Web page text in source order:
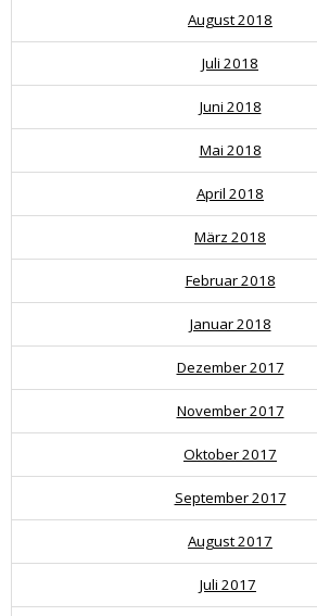
August 2018
Juli 2018
Juni 2018
Mai 2018
April 2018
März 2018
Februar 2018
Januar 2018
Dezember 2017
November 2017
Oktober 2017
September 2017
August 2017
Juli 2017